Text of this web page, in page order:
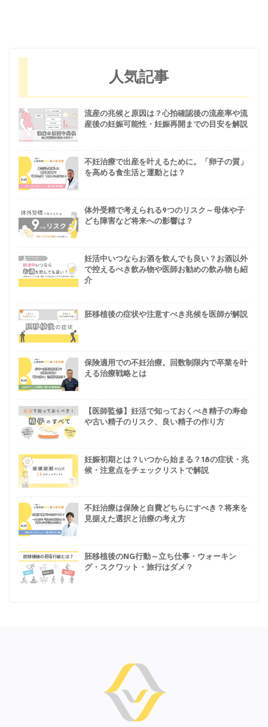
人気記事
流産の兆候と原因は？心拍確認後の流産率や流
産後の妊娠可能性・妊娠再開までの目安を解説
不妊治療で出産を叶えるために。「卵子の質」
を高める食生活と運動とは？
体外受精で考えられる9つのリスク～母体や子
ども障害など将来への影響は？
妊活中いつならお酒を飲んでも良い？お酒以外
で控えるべき飲み物や医師お勧めの飲み物も紹
介
胚移植後の症状や注意すべき兆候を医師が解説
保険適用での不妊治療。回数制限内で卒業を叶
える治療戦略とは
【医師監修】妊活で知っておくべき精子の寿命
や古い精子のリスク、良い精子の作り方
妊娠初期とは？いつから始まる？18の症状・兆
候・注意点をチェックリストで解説
不妊治療は保険と自費どちらにすべき？将来を
見据えた選択と治療の考え方
胚移植後のNG行動～立ち仕事・ウォーキン
グ・スクワット・旅行はダメ？